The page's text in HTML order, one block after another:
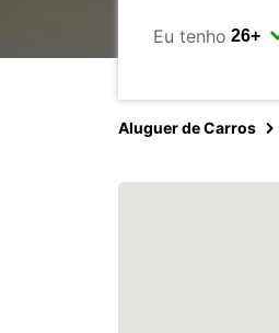
Eu tenho
Aluguer de Carros